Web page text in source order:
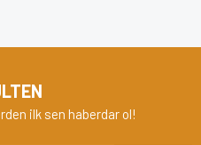
ilk sen haberdar ol!